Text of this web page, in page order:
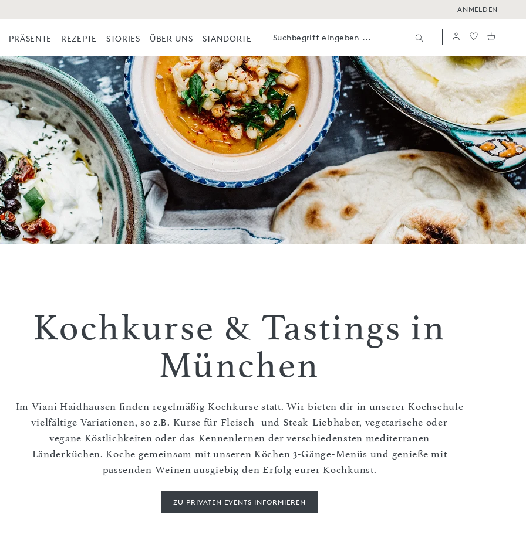
ANMELDEN
PRÄSENTE REZEPTE STORIES ÜBER UNS STANDORTE
Kochkurse & Tastings in
München
Im Viani Haidhausen finden regelmäßig Kochkurse statt. Wir bieten dir in unserer Kochschule
vielfältige Variationen, so z.B. Kurse für Fleisch- und Steak-Liebhaber, vegetarische oder
vegane Köstlichkeiten oder das Kennenlernen der verschiedensten mediterranen
Länderküchen. Koche gemeinsam mit unseren Köchen 3-Gänge-Menüs und genieße mit
passenden Weinen ausgiebig den Erfolg eurer Kochkunst.
ZU PRIVATEN EVENTS INFORMIEREN